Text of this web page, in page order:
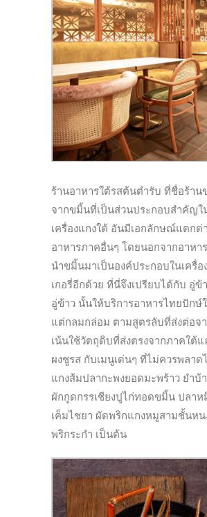
ร้านอาหารใต้รสต้นตำรับ ที่ชื่อร้าน
จากขมิ้นที่เป็นส่วนประกอบสำคัญใ
เครื่องแกงใต้ อันมีเอกลักษณ์แตกต่
อาหารภาคอื่นๆ โดยนอกจากอาหา
นำขมิ้นมาเป็นองค์ประกอบในเครื่อ
เกอรี่อีกด้วย ที่นี่จึงเปรียบได้กับ อู่ข้
อู่ข้าว นั้นให้บริการอาหารไทยปักษ์
แต่กลมกล่อม ตามสูตรลับที่ส่งต่อจ
เน้นใช้วัตถุดิบที่ส่งตรงจากภาคใต้แ
ผงชูรส กับเมนูเด่นๆ ที่ไม่ควรพลาด
แกงส้มปลากะพงยอดมะพร้าว ยำบ้
ผักกูดกรรเชียงปูไก่ทอดขมิ้น ปลาห
เค็มไชยา ผัดพริกแกงหมูสามชั้นหน
พริกระกำ เป็นต้น